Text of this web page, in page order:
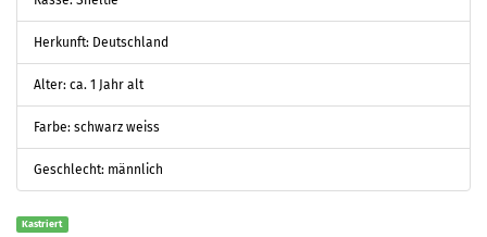
Herkunft: Deutschland
Alter: ca. 1 Jahr alt
Farbe: schwarz weiss
Geschlecht: männlich
Kastriert